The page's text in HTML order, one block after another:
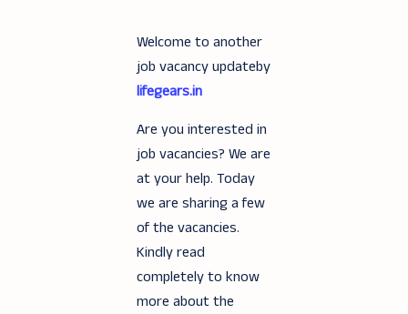
Welcome to another
job vacancy updateby
lifegears.in
Are you interested in
job vacancies? We are
at your help. Today
we are sharing a few
of the vacancies.
Kindly read
completely to know
more about the